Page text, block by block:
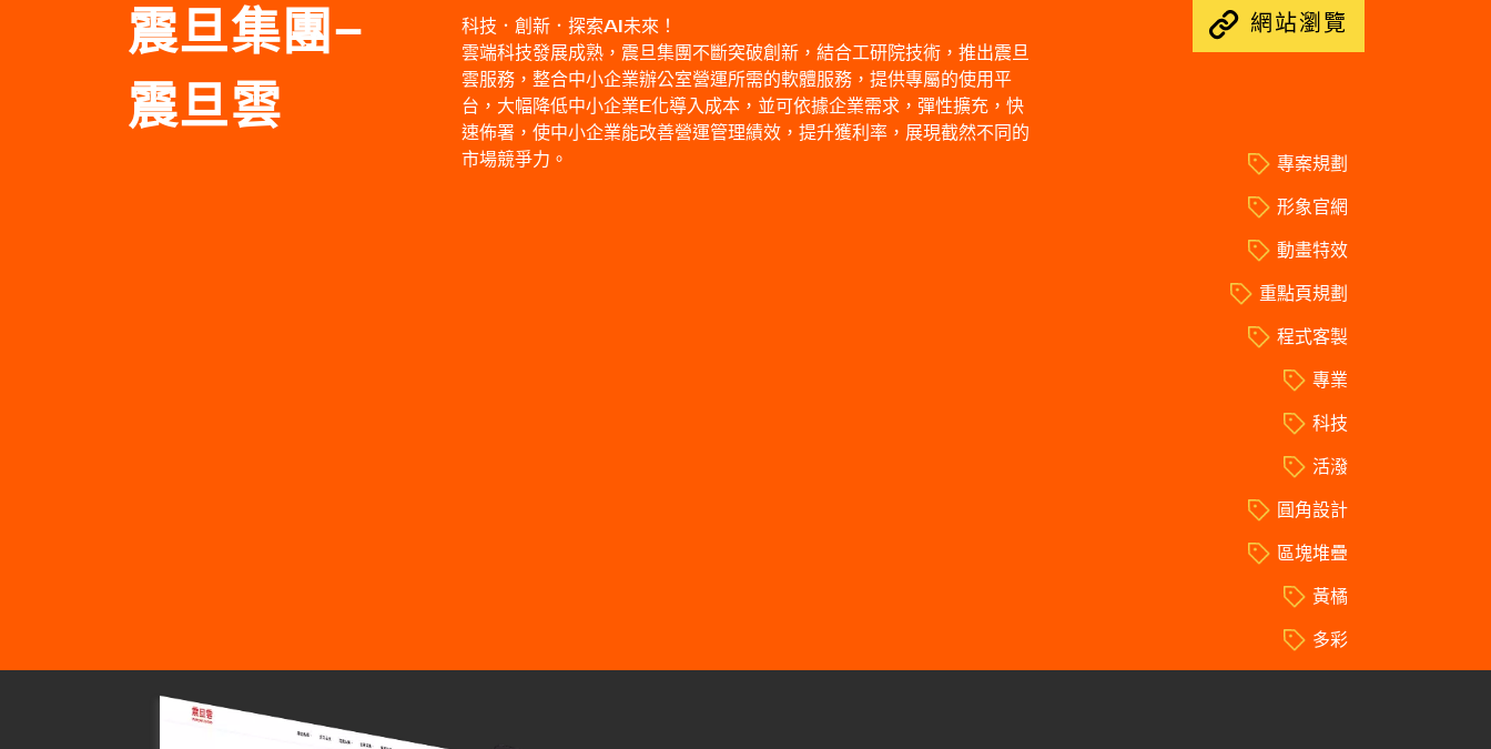
震旦集團-
震旦雲
科技．創新．探索AI未來！
雲端科技發展成熟，震旦集團不斷突破創新，結合工研院技術，推出震旦
雲服務，整合中小企業辦公室營運所需的軟體服務，提供專屬的使用平
台，大幅降低中小企業E化導入成本，並可依據企業需求，彈性擴充，快
速佈署，使中小企業能改善營運管理績效，提升獲利率，展現截然不同的
市場競爭力。
網站瀏覽
專案規劃
形象官網
動畫特效
重點頁規劃
程式客製
專業
科技
活潑
圓角設計
區塊堆疊
黃橘
多彩